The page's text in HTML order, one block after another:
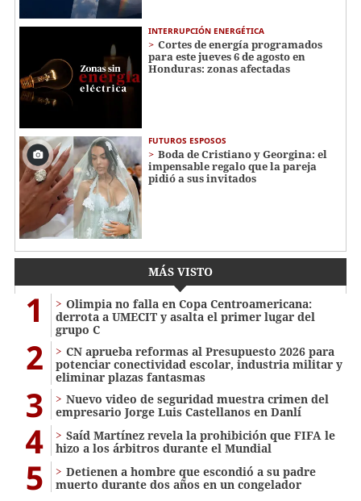
INTERRUPCIÓN ENERGÉTICA
Cortes de energía programados
para este jueves 6 de agosto en
Honduras: zonas afectadas
FUTUROS ESPOSOS
Boda de Cristiano y Georgina: el
impensable regalo que la pareja
pidió a sus invitados
MÁS VISTO
1
Olimpia no falla en Copa Centroamericana:
derrota a UMECIT y asalta el primer lugar del
grupo C
2
CN aprueba reformas al Presupuesto 2026 para
potenciar conectividad escolar, industria militar y
eliminar plazas fantasmas
3
Nuevo video de seguridad muestra crimen del
empresario Jorge Luis Castellanos en Danlí
4
Saíd Martínez revela la prohibición que FIFA le
hizo a los árbitros durante el Mundial
5
Detienen a hombre que escondió a su padre
muerto durante dos años en un congelador